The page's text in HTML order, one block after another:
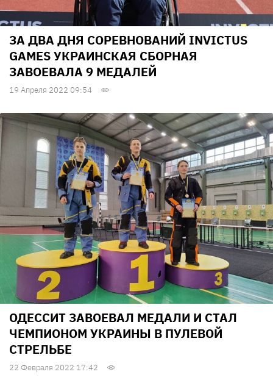
ЗА ДВА ДНЯ СОРЕВНОВАНИЙ INVICTUS
GAMES УКРАИНСКАЯ СБОРНАЯ
ЗАВОЕВАЛА 9 МЕДАЛЕЙ
19 Апреля 2022 09:54
ОДЕССИТ ЗАВОЕВАЛ МЕДАЛИ И СТАЛ
ЧЕМПИОНОМ УКРАИНЫ В ПУЛЕВОЙ
СТРЕЛЬБЕ
22 Февраля 2022 17:42